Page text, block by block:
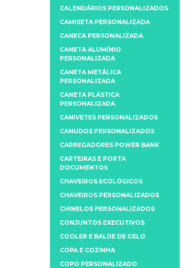
CALENDÁRIOS PERSONALIZADOS
CAMISETA PERSONALIZADA
CANECA PERSONALIZADA
CANETA ALUMÍNIO
PERSONALIZADA
CANETA METÁLICA
PERSONALIZADA
CANETA PLÁSTICA
PERSONALIZADA
CANIVETES PERSONALIZADOS
CANUDOS PERSONALIZADOS
CARREGADORES POWER BANK
CARTEIRAS E PORTA
DOCUMENTOS
CHAVEIROS ECOLÓGICOS
CHAVEIROS PERSONALIZADOS
CHINELOS PERSONALIZADOS
CONJUNTOS EXECUTIVOS
COOLER E BALDE DE GELO
COPA E COZINHA
COPO PERSONALIZADO